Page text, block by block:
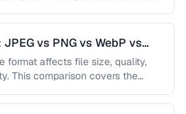
vs PNG vs WebP vs
format affects file size, quality,
This comparison covers the